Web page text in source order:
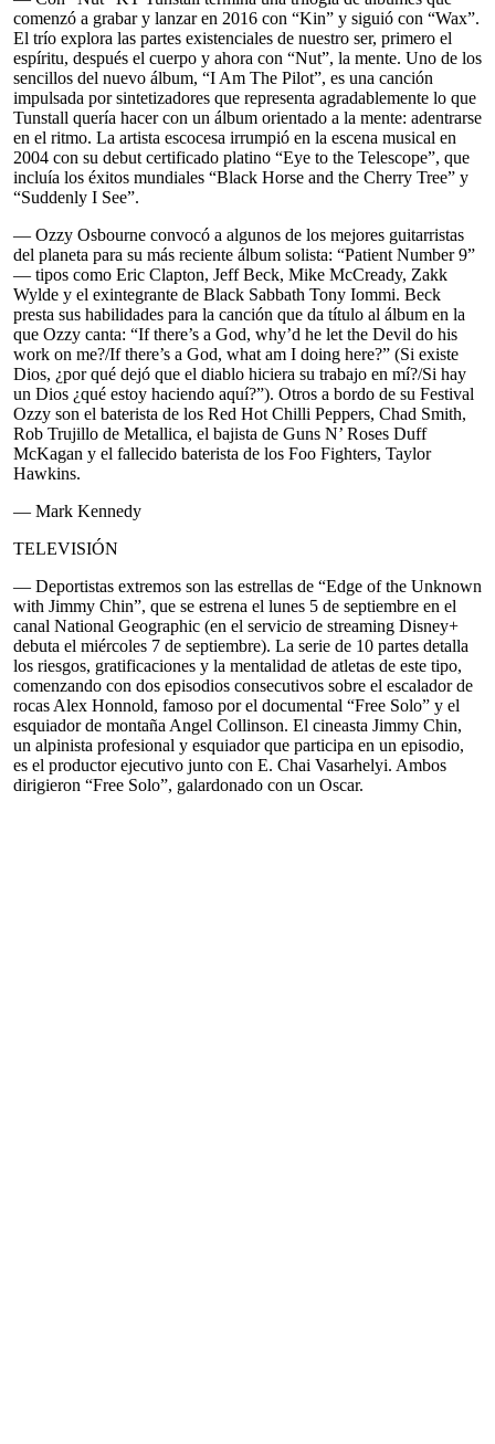
comenzó a grabar y lanzar en 2016 con “Kin” y siguió con “Wax”.
El trío explora las partes existenciales de nuestro ser, primero el
espíritu, después el cuerpo y ahora con “Nut”, la mente. Uno de los
sencillos del nuevo álbum, “I Am The Pilot”, es una canción
impulsada por sintetizadores que representa agradablemente lo que
Tunstall quería hacer con un álbum orientado a la mente: adentrarse
en el ritmo. La artista escocesa irrumpió en la escena musical en
2004 con su debut certificado platino “Eye to the Telescope”, que
incluía los éxitos mundiales “Black Horse and the Cherry Tree” y
“Suddenly I See”.
— Ozzy Osbourne convocó a algunos de los mejores guitarristas
del planeta para su más reciente álbum solista: “Patient Number 9”
— tipos como Eric Clapton, Jeff Beck, Mike McCready, Zakk
Wylde y el exintegrante de Black Sabbath Tony Iommi. Beck
presta sus habilidades para la canción que da título al álbum en la
que Ozzy canta: “If there’s a God, why’d he let the Devil do his
work on me?/If there’s a God, what am I doing here?” (Si existe
Dios, ¿por qué dejó que el diablo hiciera su trabajo en mí?/Si hay
un Dios ¿qué estoy haciendo aquí?”). Otros a bordo de su Festival
Ozzy son el baterista de los Red Hot Chilli Peppers, Chad Smith,
Rob Trujillo de Metallica, el bajista de Guns N’ Roses Duff
McKagan y el fallecido baterista de los Foo Fighters, Taylor
Hawkins.
— Mark Kennedy
TELEVISIÓN
— Deportistas extremos son las estrellas de “Edge of the Unknown
with Jimmy Chin”, que se estrena el lunes 5 de septiembre en el
canal National Geographic (en el servicio de streaming Disney+
debuta el miércoles 7 de septiembre). La serie de 10 partes detalla
los riesgos, gratificaciones y la mentalidad de atletas de este tipo,
comenzando con dos episodios consecutivos sobre el escalador de
rocas Alex Honnold, famoso por el documental “Free Solo” y el
esquiador de montaña Angel Collinson. El cineasta Jimmy Chin,
un alpinista profesional y esquiador que participa en un episodio,
es el productor ejecutivo junto con E. Chai Vasarhelyi. Ambos
dirigieron “Free Solo”, galardonado con un Oscar.